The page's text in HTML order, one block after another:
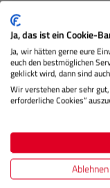
Prints.
Ja, das ist ein Cookie-
Ja, wir hätten gerne eure
euch den bestmöglichen
geklickt wird, dann sind
Wir verstehen aber sehr
erforderliche Cookies“
Ablehnen